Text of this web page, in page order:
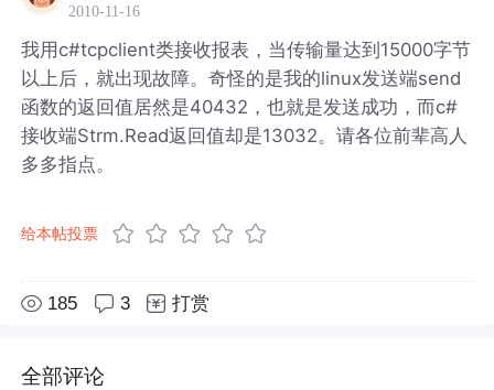
2010-11-16
我用c#tcpclient类接收报表，当传输量达到15000字节
以上后，就出现故障。奇怪的是我的linux发送端send
函数的返回值居然是40432，也就是发送成功，而c#
接收端Strm.Read返回值却是13032。请各位前辈高人
多多指点。
给本帖投票
185 3 打赏
全部评论